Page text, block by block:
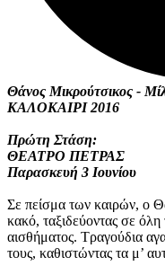
Θάνος Μικρούτσικος -
ΚΑΛΟΚΑΙΡΙ 2016
Πρώτη Στάση:
ΘΕΑΤΡΟ ΠΕΤΡΑΣ
Παρασκευή 3 Ιουνίου
Σε πείσμα των καιρών, ο
κακό, ταξιδεύοντας σε
αισθήματος. Τραγούδια
τους, καθιστώντας τα μ’